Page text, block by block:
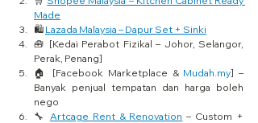
Made
🛍️ Lazada Malaysia – Dapur Set + Sinki
🧰 [Kedai Perabot Fizikal – Johor, Selangor,
Perak, Penang]
🏠 [Facebook Marketplace & Mudah.my] –
Banyak penjual tempatan dan harga boleh
nego
🔧 Artcage Rent & Renovation – Custom +